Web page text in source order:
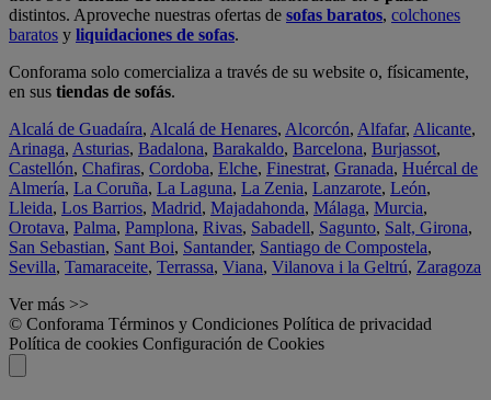
distintos. Aproveche nuestras ofertas de sofas baratos, colchones
baratos y liquidaciones de sofas.
Conforama solo comercializa a través de su website o, físicamente,
en sus tiendas de sofás.
Alcalá de Guadaíra, Alcalá de Henares, Alcorcón, Alfafar, Alicante,
Arinaga, Asturias, Badalona, Barakaldo, Barcelona, Burjassot,
Castellón, Chafiras, Cordoba, Elche, Finestrat, Granada, Huércal de
Almería, La Coruña, La Laguna, La Zenia, Lanzarote, León,
Lleida, Los Barrios, Madrid, Majadahonda, Málaga, Murcia,
Orotava, Palma, Pamplona, Rivas, Sabadell, Sagunto, Salt, Girona,
San Sebastian, Sant Boi, Santander, Santiago de Compostela,
Sevilla, Tamaraceite, Terrassa, Viana, Vilanova i la Geltrú, Zaragoza
Ver más >>
© Conforama Términos y Condiciones Política de privacidad
Política de cookies Configuración de Cookies